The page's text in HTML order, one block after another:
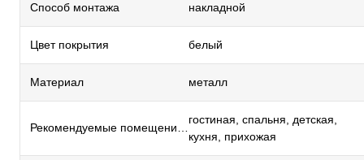
Способ монтажа накладной
Цвет покрытия белый
Материал металл
гостиная, спальня, детская,
кухня, прихожая